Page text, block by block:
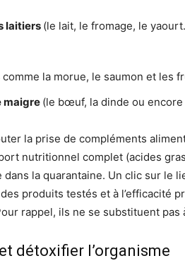
laitiers (le lait, le fromage, le
comme la morue, le saumon et les
maigre (le bœuf, la dinde ou
la prise de compléments
nutritionnel complet (acides
la quarantaine. Un clic sur le
produits testés et à l’efficacité
rappel, ils ne se substituent pas
détoxifier l’organisme